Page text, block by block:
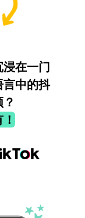
在一门
中的抖
！